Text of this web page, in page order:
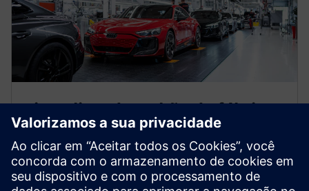
Virtualizando o chão de fábrica
com o PLC virtual
Para tornar a produção mais rápida, mais robusta e
mais flexível, a Audi pretendia reduzir a variedade e o